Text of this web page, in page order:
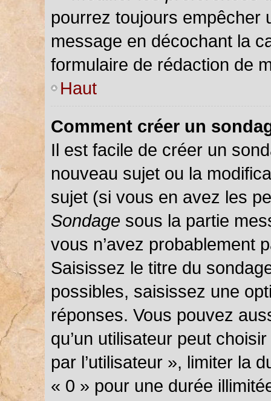
pourrez toujours empêcher
message en décochant la
formulaire de rédaction de
Haut
Comment créer un
Il est facile de créer un
nouveau sujet ou la
sujet (si vous en avez les
Sondage sous la partie
vous n’avez probablement
Saisissez le titre du
possibles, saisissez une
réponses. Vous pouvez
qu’un utilisateur peut
par l’utilisateur », limiter la
« 0 » pour une durée